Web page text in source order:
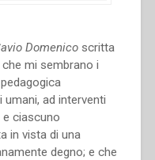
Domenicoscritta
mi sembrano i
ad interventi
ciascuno
in vista di una
degno; e che